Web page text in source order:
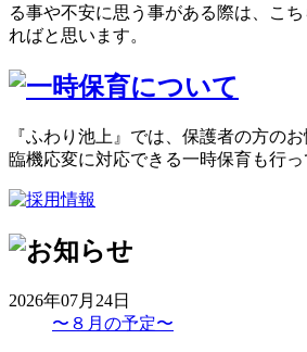
る事や不安に思う事がある際は、こ
ればと思います。
『ふわり池上』では、保護者の方の
臨機応変に対応できる一時保育も行っ
2026年07月24日
〜８月の予定〜